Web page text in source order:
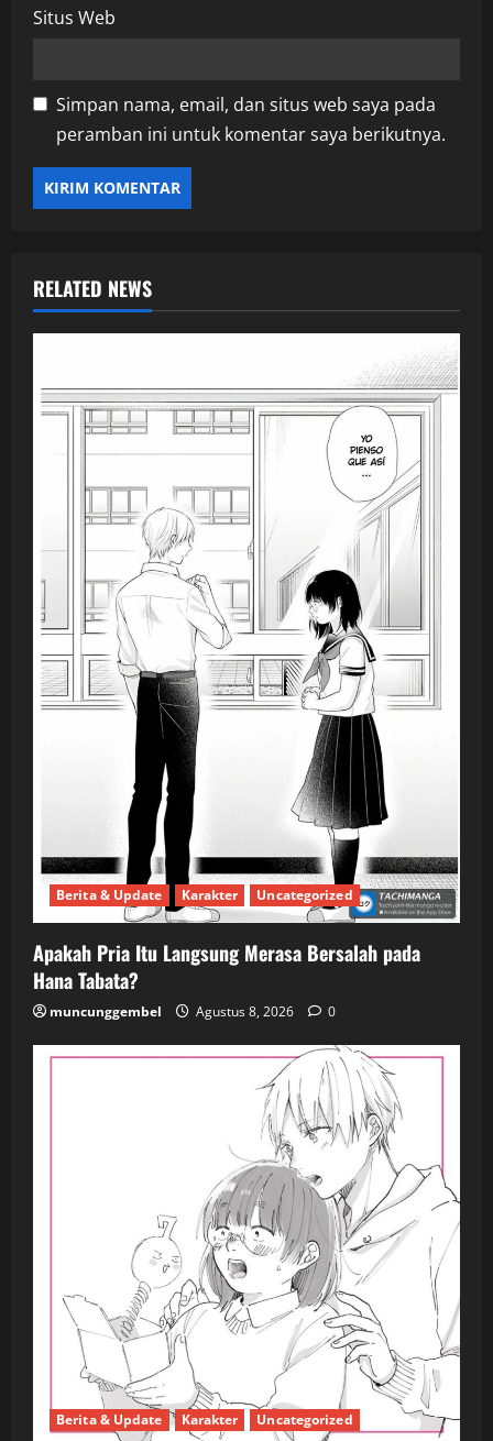
Situs Web
Simpan nama, email, dan situs web saya pada
peramban ini untuk komentar saya berikutnya.
RELATED NEWS
Berita & Update Karakter Uncategorized
Apakah Pria Itu Langsung Merasa Bersalah pada
Hana Tabata?
muncunggembel Agustus 8, 2026 0
Berita & Update Karakter Uncategorized